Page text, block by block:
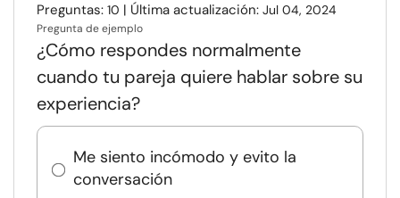
Preguntas: 10 | Última actualización: Jul 04, 2024
Pregunta de ejemplo
¿Cómo respondes normalmente
cuando tu pareja quiere hablar sobre su
experiencia?
Me siento incómodo y evito la
conversación